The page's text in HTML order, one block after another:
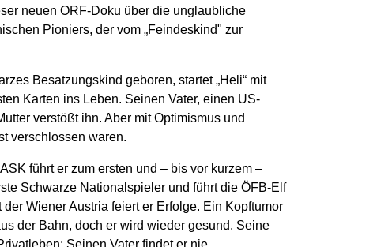
neuen ORF-Doku über die unglaubliche
Pioniers, der vom „Feindeskind" zur
Besatzungskind geboren, startet „Heli“ mit
Karten ins Leben. Seinen Vater, einen US-
verstößt ihn. Aber mit Optimismus und
verschlossen waren.
führt er zum ersten und – bis vor kurzem –
Schwarze Nationalspieler und führt die ÖFB-Elf
Wiener Austria feiert er Erfolge. Ein Kopftumor
der Bahn, doch er wird wieder gesund. Seine